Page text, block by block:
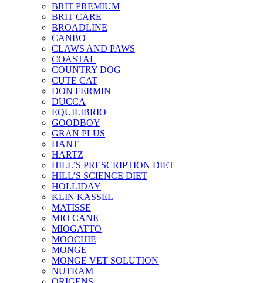
BRIT PREMIUM
BRIT CARE
BROADLINE
CANBO
CLAWS AND PAWS
COASTAL
COUNTRY DOG
CUTE CAT
DON FERMIN
DUCCA
EQUILIBRIO
GOODBOY
GRAN PLUS
HANT
HARTZ
HILL’S PRESCRIPTION DIET
HILL’S SCIENCE DIET
HOLLIDAY
KLIN KASSEL
MATISSE
MIO CANE
MIOGATTO
MOOCHIE
MONGE
MONGE VET SOLUTION
NUTRAM